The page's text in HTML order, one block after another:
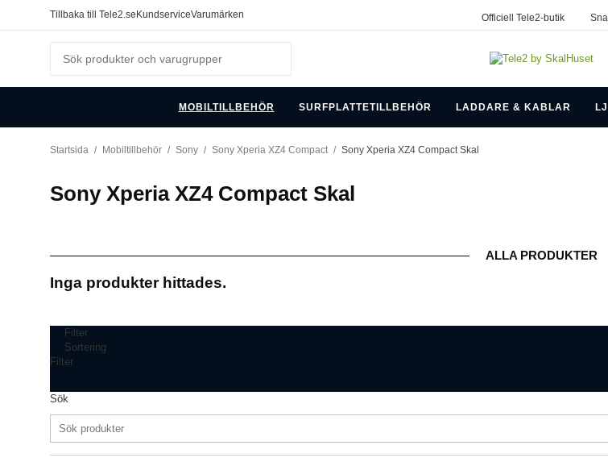
Tillbaka till Tele2.se KundserviceVarumärken Officiell Tele2-butik
MOBILTILLBEHÖR SURFPLATTETILLBEHÖR LADDARE & KABLAR
Startsida / Mobiltillbehör / Sony / Sony Xperia XZ4 Compact / Sony Xperia XZ4 Compact Skal
Sony Xperia XZ4 Compact Skal
ALLA PRODUKTER
Inga produkter hittades.
Filter
Sortering
Filter
Sök